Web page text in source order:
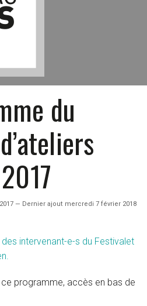
du
— Dernier ajout mercredi 7 février 2018
intervenant-e-s du Festivalet
programme, accès en bas de